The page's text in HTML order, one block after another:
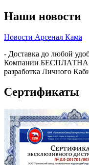
Наши новости
Новости Арсенал Кама
- Доставка до любой
Компании
разработка Личного
Сертификаты